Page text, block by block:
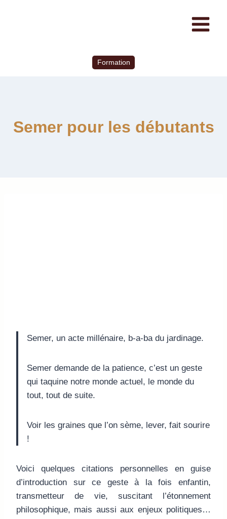
Formation
Semer pour les débutants
Semer, un acte millénaire, b-a-ba du jardinage.
Semer demande de la patience, c’est un geste
qui taquine notre monde actuel, le monde du
tout, tout de suite.
Voir les graines que l’on sème, lever, fait sourire
!
Voici quelques citations personnelles en guise
d’introduction sur ce geste à la fois enfantin,
transmetteur de vie, suscitant l’étonnement
philosophique, mais aussi aux enjeux politiques…